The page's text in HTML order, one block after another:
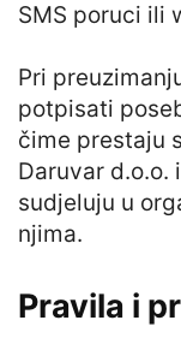
SMS poruci ili
Pri
potpisati
čime prestaju
Daruvar d.o.o.
sudjeluju u
njima.
Pravila i